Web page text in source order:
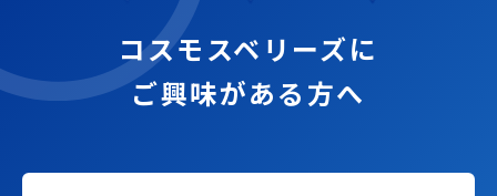
コスモスベリーズに
ご興味がある方へ